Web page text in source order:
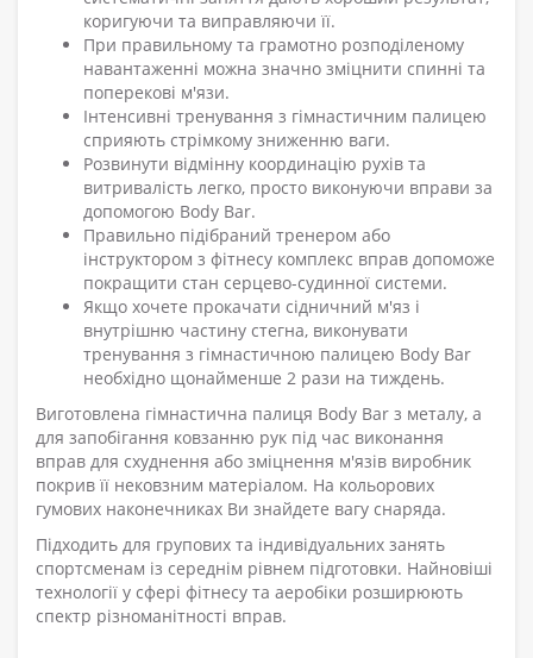
коригуючи та виправляючи її.
При правильному та грамотно розподіленому
навантаженні можна значно зміцнити спинні та
поперекові м'язи.
Інтенсивні тренування з гімнастичним палицею
сприяють стрімкому зниженню ваги.
Розвинути відмінну координацію рухів та
витривалість легко, просто виконуючи вправи за
допомогою Body Bar.
Правильно підібраний тренером або
інструктором з фітнесу комплекс вправ допоможе
покращити стан серцево-судинної системи.
Якщо хочете прокачати сідничний м'яз і
внутрішню частину стегна, виконувати
тренування з гімнастичною палицею Body Bar
необхідно щонайменше 2 рази на тиждень.
Виготовлена ​​гімнастична палиця Body Bar з металу, а
для запобігання ковзанню рук під час виконання
вправ для схуднення або зміцнення м'язів виробник
покрив її нековзним матеріалом. На кольорових
гумових наконечниках Ви знайдете вагу снаряда.
Підходить для групових та індивідуальних занять
спортсменам із середнім рівнем підготовки. Найновіші
технології у сфері фітнесу та аеробіки розширюють
спектр різноманітності вправ.